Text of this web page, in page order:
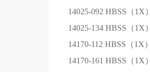
14025-092 HBSS（1X
14025-134 HBSS（1X
14170-112 HBSS（1X
14170-161 HBSS（1X